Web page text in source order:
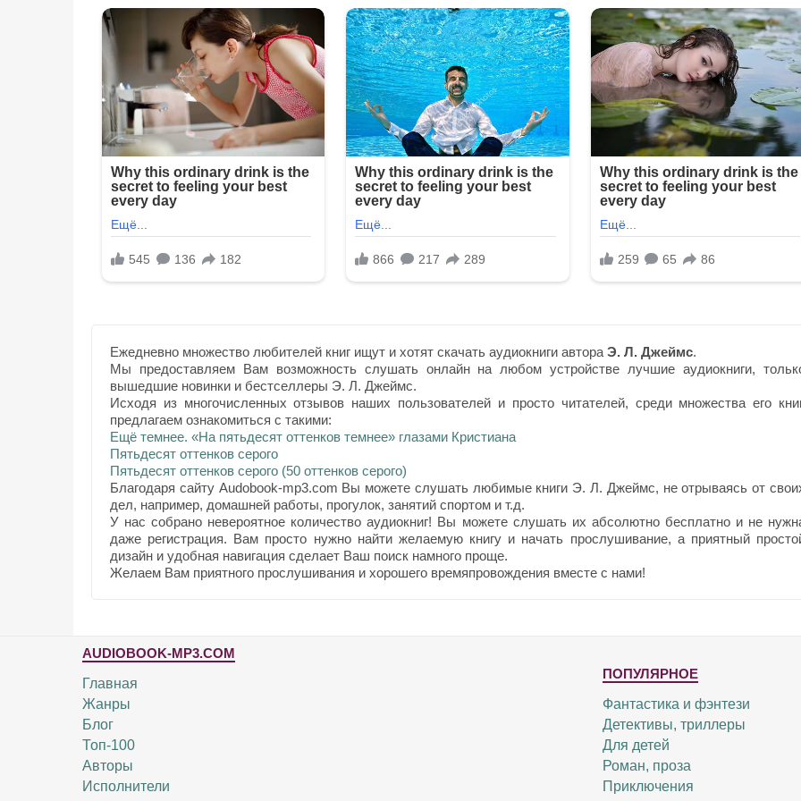
Ежедневно множество любителей книг ищут и хотят скачать аудиокниги автора Э. Л. Джеймс.
Мы предоставляем Вам возможность слушать онлайн на любом устройстве лучшие аудиокниги,
вышедшие новинки и бестселлеры Э. Л. Джеймс.
Исходя из многочисленных отзывов наших пользователей и просто читателей, среди множества его
предлагаем ознакомиться с такими:
Ещё темнее. «На пятьдесят оттенков темнее» глазами Кристиана
Пятьдесят оттенков серого
Пятьдесят оттенков серого (50 оттенков серого)
Благодаря сайту Audobook-mp3.com Вы можете слушать любимые книги Э. Л. Джеймс, не отрываясь от
дел, например, домашней работы, прогулок, занятий спортом и т.д.
У нас собрано невероятное количество аудиокниг! Вы можете слушать их абсолютно бесплатно и не
даже регистрация. Вам просто нужно найти желаемую книгу и начать прослушивание, а приятный
дизайн и удобная навигация сделает Ваш поиск намного проще.
Желаем Вам приятного прослушивания и хорошего времяпровождения вместе с нами!
AUDIOBOOK-MP3.COM
Главная
Жанры
Блог
Топ-100
Авторы
Исполнители
ПОПУЛЯРНОЕ
Фантастика и фэнтези
Детективы, триллеры
Для детей
Роман, проза
Приключения